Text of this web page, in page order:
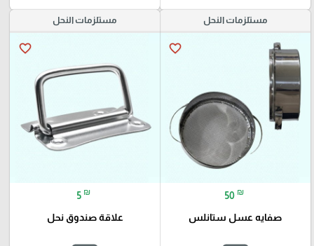
مستلزمات النحل
favorite_border
50 ₪
صفايه عسل ستانلس
مستلزمات النحل
favorite_border
5 ₪
علاقة صندوق نحل